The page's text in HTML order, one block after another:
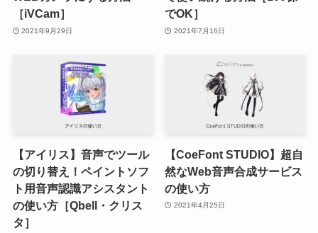
［iVCam］
2021年9月29日
でOK］
2021年7月16日
【アイリス】音声でツール
の切り替え！ペイントソフ
ト用音声認識アシスタント
の使い方［Qbell・クリス
タ］
【CoeFont STUDIO】超自
然なWeb音声合成サービス
の使い方
2021年4月25日